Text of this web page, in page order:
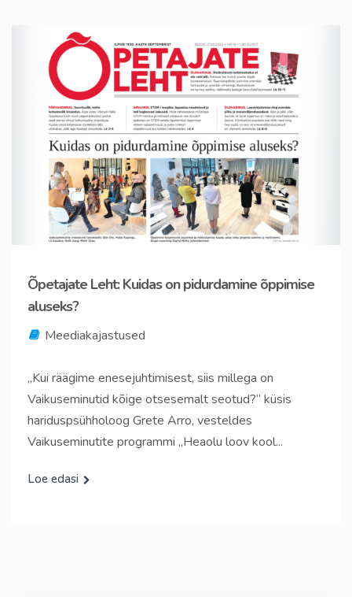
Õpetajate Leht: Kuidas on pidurdamine õppimise
aluseks?
Meediakajastused
„Kui räägime enesejuhtimisest, siis millega on
Vaikuseminutid kõige otsesemalt seotud?“ küsis
hariduspsühholoog Grete Arro, vesteldes
Vaikuseminutite programmi „Heaolu loov kool...
Loe edasi